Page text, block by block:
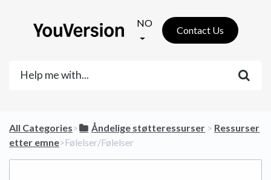
NO
Contact Us
All Categories​>​ ​Åndelige støtteressurser ​ > ​ ​Ressurser
etter emne​>​ Følelser/Følelser